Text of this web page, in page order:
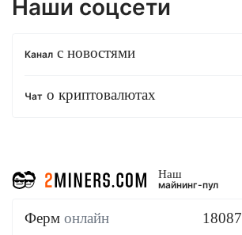
Наши соцсети
Канал с новостями
Чат о криптовалютах
Наш
майнинг-пул
Ферм онлайн 18087